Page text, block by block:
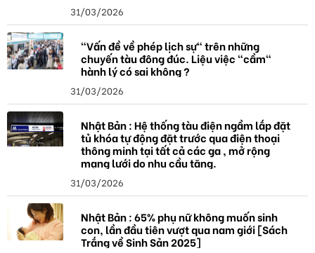
31/03/2026
"Vấn đề về phép lịch sự" trên những
chuyến tàu đông đúc. Liệu việc "cầm"
hành lý có sai không ?
31/03/2026
Nhật Bản : Hệ thống tàu điện ngầm lắp đặt
tủ khóa tự động đặt trước qua điện thoại
thông minh tại tất cả các ga , mở rộng
mạng lưới do nhu cầu tăng.
31/03/2026
Nhật Bản : 65% phụ nữ không muốn sinh
con, lần đầu tiên vượt qua nam giới [Sách
Trắng về Sinh Sản 2025]